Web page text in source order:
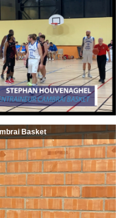
Basket